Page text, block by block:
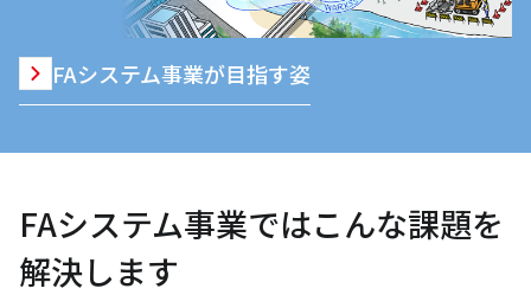
FAシステム事業が目指す姿
FAシステム事業ではこんな課題を
解決します